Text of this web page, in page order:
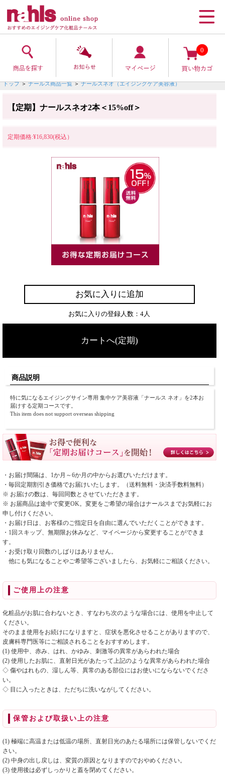
0
トップ ＞ ナールス商品一覧 ＞ ナールスネオ（エイジングケア美容液）
【定期】ナールスネオ2本＜15%off＞
定期価格:¥16,830(税込）
お気に入りに追加
お気に入りの登録人数：4人
カートへ(定期)
商品説明
特に気になるエイジングサイン専用 集中ケア美容液「ナールス ネオ」を2本お
届けする定期コースです。
This item does not support overseas shipping
・お届け間隔は、1か月～6か月の中からお選びいただけます。
・毎回定期割引き価格でお届けいたします。（送料無料・決済手数料無料）
※ お届けの数は、毎回同数とさせていただきます。
※ お届商品は途中で変更OK。変更をご希望の場合はナールスまでお気軽にお
申し付けください。
・お届け日は、お客様のご指定日を自由に選んでいただくことができます。
・1回スキップ、無期限お休みなど、マイページから変更することができま
す。
・お受け取り回数のしばりはありません。
他にも気になることやご希望等ございましたら、お気軽にご相談ください。
ご使用上の注意
化粧品がお肌に合わないとき、すなわち次のような場合には、使用を中止して
ください。
そのまま使用をお続けになりますと、症状を悪化させることがありますので、
皮膚科専門医等にご相談されることをおすすめします。
(1) 使用中、赤み、はれ、かゆみ、刺激等の異常があらわれた場合
(2) 使用したお肌に、直射日光があたって上記のような異常があらわれた場合
◇ 傷やはれもの、湿しん等、異常のある部位にはお使いにならないでくださ
い。
◇ 目に入ったときは、ただちに洗いながしてください。
保管および取扱い上の注意
(1) 極端に高温または低温の場所、直射日光のあたる場所には保管しないでくだ
さい。
(2) 中身の出し戻しは、変質の原因となりますのでおやめください。
(3) 使用後は必ずしっかりと蓋を閉めてください。